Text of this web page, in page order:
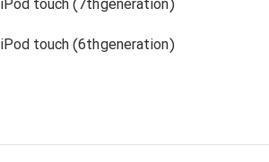
iPod touch (7th generation)
iPod touch (6th generation)